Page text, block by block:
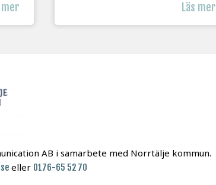
mer
Läs mer
AB i samarbete med Norrtälje kommun.
eller 0176-65 52 70